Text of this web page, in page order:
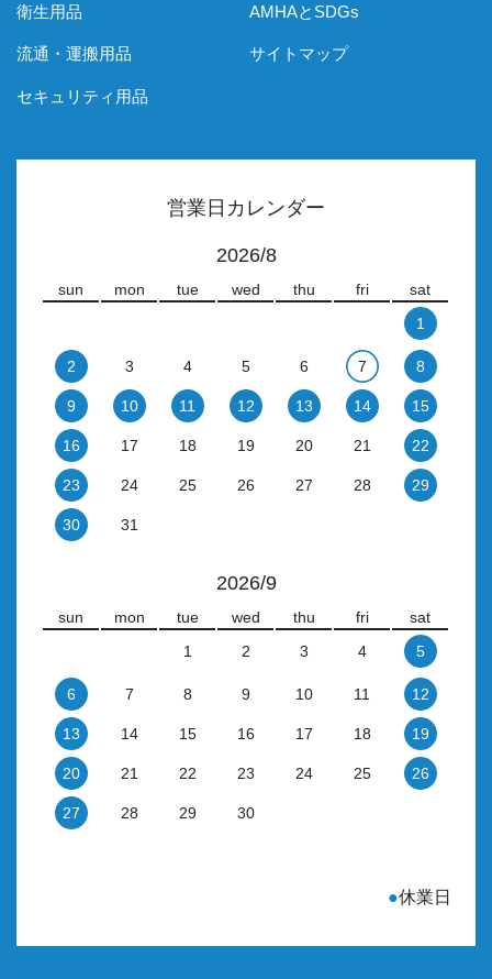
衛生用品
流通・運搬用品
セキュリティ用品
AMHAとSDGs
サイトマップ
営業日カレンダー
2026/8
sun mon tue wed thu fri
sat
1
2 3 4 5 6 7 8
9 10 11 12 13 14 15
16 17 18 19 20 21 22
23 24 25 26 27 28 29
30 31
2026/9
sun mon tue wed thu fri
sat
1
2 3 4 5
6 7 8 9 10 11 12
13 14 15 16 17 18 19
20 21 22 23 24 25 26
27 28 29 30
●休業日